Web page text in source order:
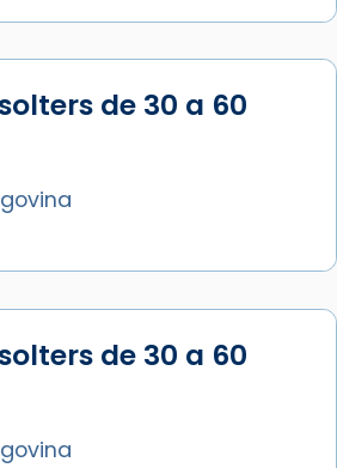
de 30 a 60
de 30 a 60